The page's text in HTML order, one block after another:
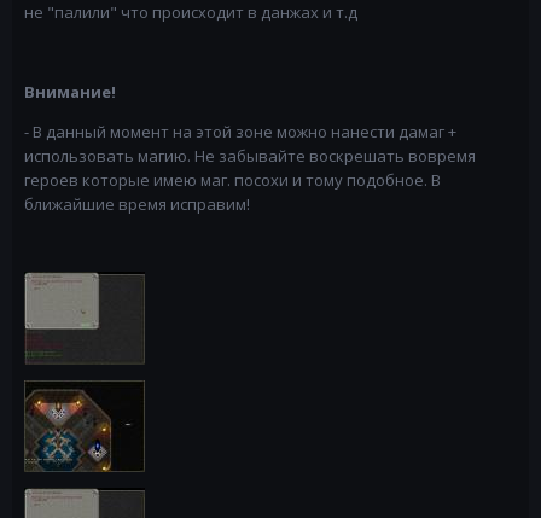
не "палили" что происходит в данжах и т.д
Внимание!
- В данный момент на этой зоне можно нанести дамаг +
использовать магию. Не забывайте воскрешать вовремя
героев которые имею маг. посохи и тому подобное. В
ближайшие время исправим!